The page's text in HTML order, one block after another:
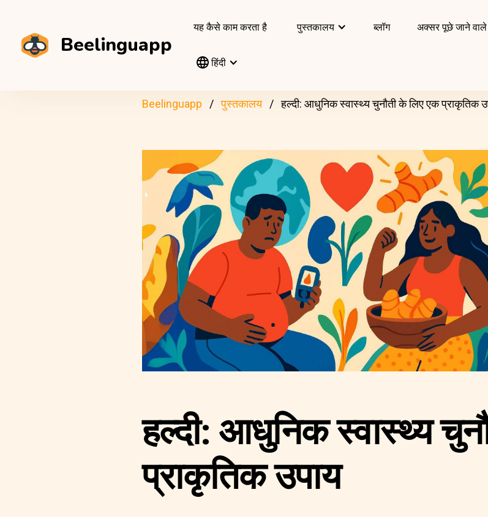
Beelinguapp
यह कैसे काम करता है पुस्तकालय ब्लॉग अक्सर पूछे जाने वाले
हिंदी
Beelinguapp पुस्तकालय हल्दी: आधुनिक स्वास्थ्य चुनौती के लिए एक प्राकृतिक
हल्दी: आधुनिक स्वास्थ्य
प्राकृतिक उपाय